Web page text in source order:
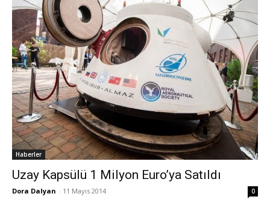
Haberler
Uzay Kapsülü 1 Milyon Euro’ya Satıldı
Dora Dalyan - 11 Mayıs 2014 0